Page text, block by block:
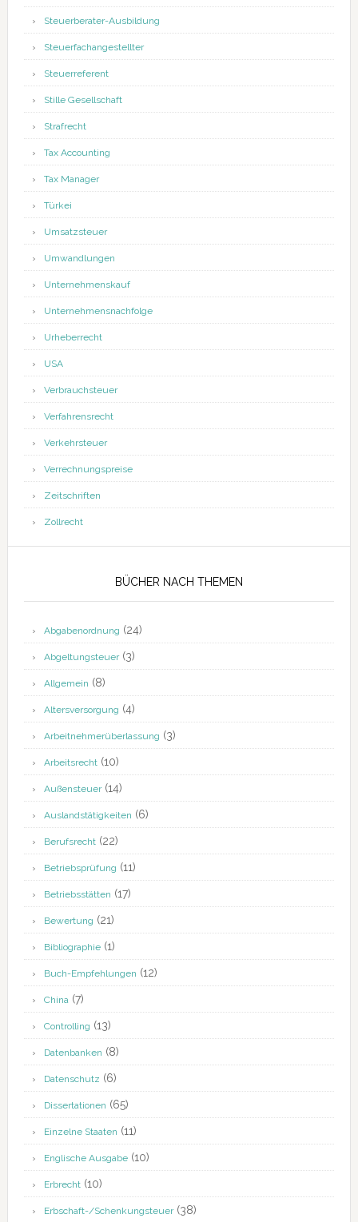
Steuerberater-Ausbildung
Steuerfachangestellter
Steuerreferent
Stille Gesellschaft
Strafrecht
Tax Accounting
Tax Manager
Türkei
Umsatzsteuer
Umwandlungen
Unternehmenskauf
Unternehmensnachfolge
Urheberrecht
USA
Verbrauchsteuer
Verfahrensrecht
Verkehrsteuer
Verrechnungspreise
Zeitschriften
Zollrecht
BÜCHER NACH THEMEN
Abgabenordnung (24)
Abgeltungsteuer(3)
Allgemein (8)
Altersversorgung (4)
Arbeitnehmerüberlassung (3)
Arbeitsrecht(10)
Außensteuer(14)
Auslandstätigkeiten (6)
Berufsrecht(22)
Betriebsprüfung (11)
Betriebsstätten (17)
Bewertung (21)
Bibliographie(1)
Buch-Empfehlungen (12)
China(7)
Controlling (13)
Datenbanken (8)
Datenschutz (6)
Dissertationen (65)
Einzelne Staaten (11)
Englische Ausgabe(10)
Erbrecht(10)
Erbschaft-/Schenkungsteuer(38)